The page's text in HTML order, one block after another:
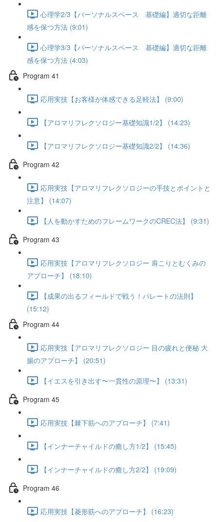
心理学2/3【パーソナルスペース 基礎編】適切な距離
感を保つ方法 (9:01)
心理学3/3【パーソナルスペース 基礎編】適切な距離
感を保つ方法 (4:03)
Program 41
応用実技【お客様が体感できる足軽法】 (9:00)
【アロマリフレクソロジー基礎知識1/2】 (14:23)
【アロマリフレクソロジー基礎知識2/2】 (14:36)
Program 42
応用実技【アロマリフレクソロジーの手技とポイントと
注意】 (14:07)
【人を動かすためのフレームワークのCREC法】 (9:31)
Program 43
応用実技【アロマリフレクソロジー 肩こりとむくみの
アプローチ】 (18:10)
【成果の出るフィールドで戦う！パレートの法則】
(15:12)
Program 44
応用実技【アロマリフレクソロジー 目の疲れと便秘 大
腸のアプローチ】 (20:51)
【イエスを引き出す〜一貫性の原理〜】 (13:31)
Program 45
応用実技【棘下筋へのアプローチ】 (7:41)
【インナーチャイルドの癒し方1/2】 (15:45)
【インナーチャイルドの癒し方2/2】 (19:09)
Program 46
応用実技【菱形筋へのアプローチ】 (16:23)